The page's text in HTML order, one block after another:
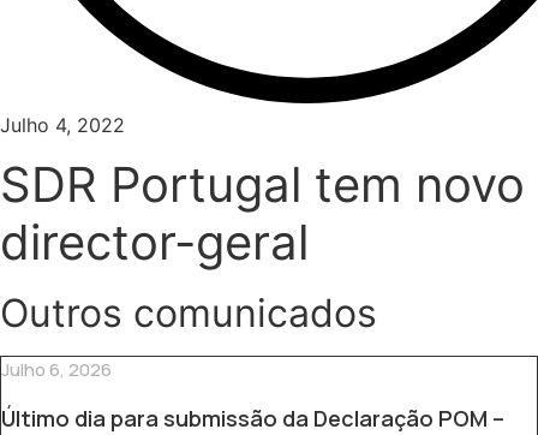
Julho 4, 2022
SDR Portugal tem novo
director-geral
Outros comunicados
Julho 6, 2026
Último dia para submissão da Declaração POM –